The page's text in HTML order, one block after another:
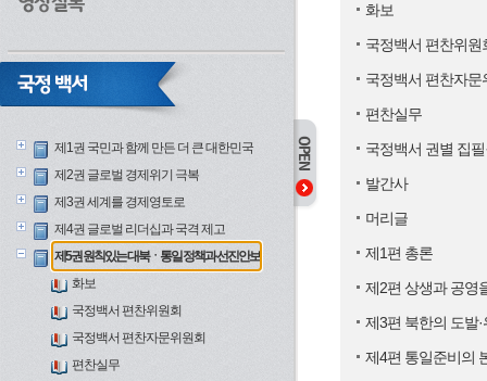
제1권 국민과 함께 만든 더 큰 대한민국
제2권 글로벌 경제위기 극복
제3권 세계를 경제영토로
제4권 글로벌 리더십과 국격 제고
제5권 원칙있는 대북ㆍ통일 정책과 선진안보
화보
국정백서 편찬위원회
국정백서 편찬자문위원회
편찬실무
화보
국정백서 편찬위원
국정백서 편찬자문
편찬실무
국정백서 권별 집
발간사
머리글
제1편 총론
제2편 상생과 공영
제3편 북한의 도발
제4편 통일준비의